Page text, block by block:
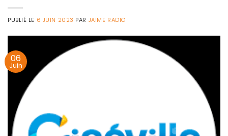
PUBLIÉ LE 6 JUIN 2023 PAR JAIME RADIO
06
Juin